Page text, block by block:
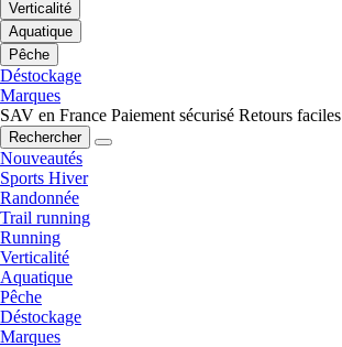
Verticalité
Aquatique
Pêche
Déstockage
Marques
SAV en France Paiement sécurisé Retours faciles
Rechercher
Nouveautés
Sports Hiver
Randonnée
Trail running
Running
Verticalité
Aquatique
Pêche
Déstockage
Marques